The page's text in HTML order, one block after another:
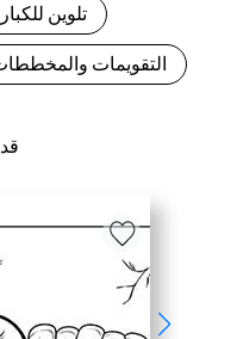
تلوين للكبار
التقويمات